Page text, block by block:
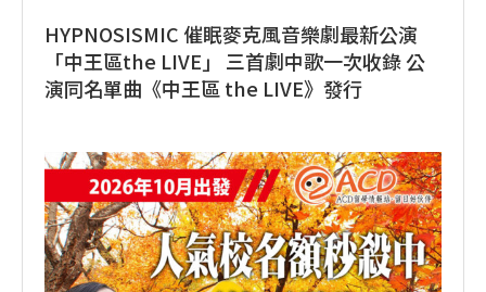
HYPNOSISMIC 催眠麥克風音樂劇最新公演
「中王區the LIVE」 三首劇中歌一次收錄 公
演同名單曲《中王區 the LIVE》發行